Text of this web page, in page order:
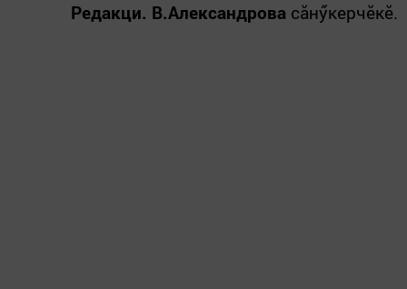
Редакци. В.Александрова сăнӳкерчӗкӗ.